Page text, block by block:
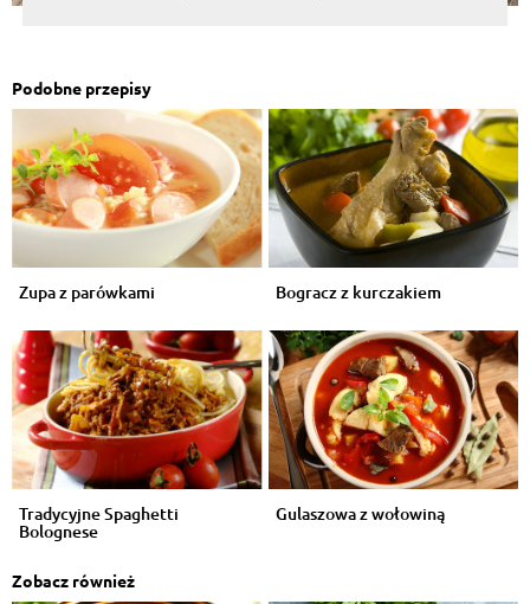
Podobne przepisy
Zupa z parówkami Bogracz z kurczakiem
Tradycyjne Spaghetti
Bolognese
Gulaszowa z wołowiną
Zobacz również